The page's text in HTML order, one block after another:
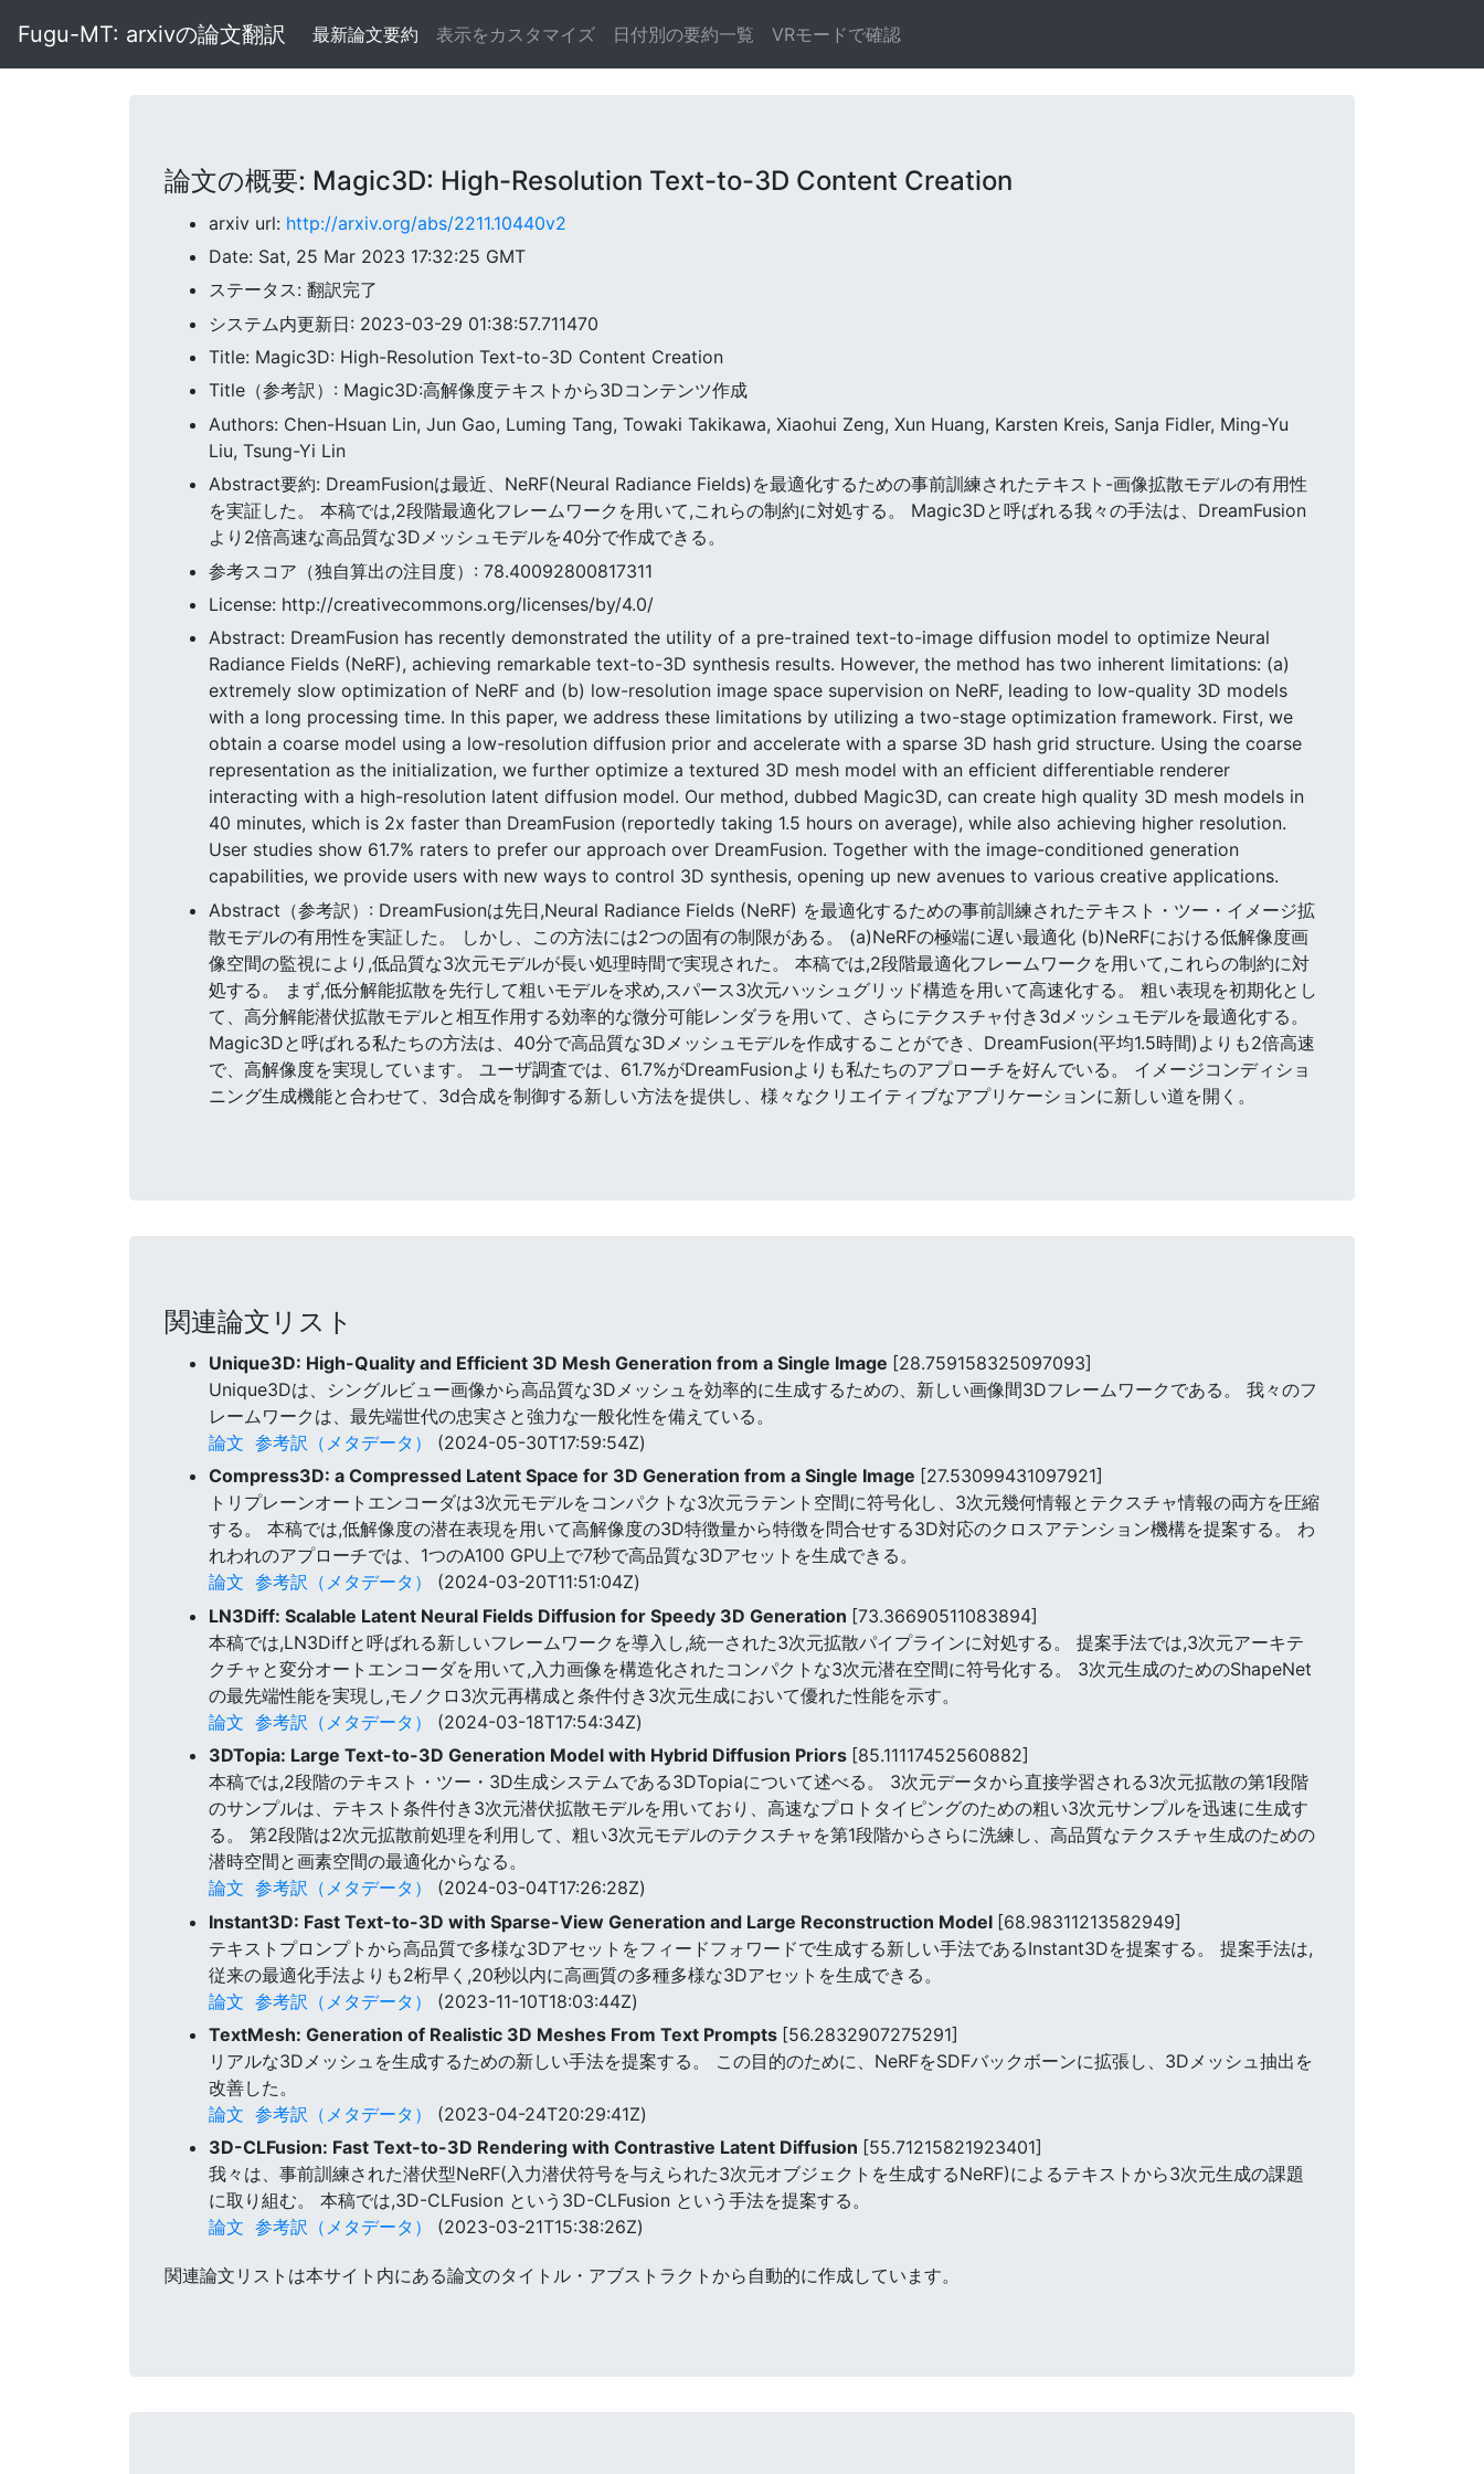
Fugu-MT: arxivの論文翻訳 最新論文要約 表示をカスタマイズ 日付別の要約一覧 VRモードで確認
論文の概要: Magic3D: High-Resolution Text-to-3D Content Creation
arxiv url: http://arxiv.org/abs/2211.10440v2
Date: Sat, 25 Mar 2023 17:32:25 GMT
ステータス: 翻訳完了
システム内更新日: 2023-03-29 01:38:57.711470
Title: Magic3D: High-Resolution Text-to-3D Content Creation
Title（参考訳）: Magic3D:高解像度テキストから3Dコンテンツ作成
Authors: Chen-Hsuan Lin, Jun Gao, Luming Tang, Towaki Takikawa, Xiaohui Zeng, Xun Huang, Karsten Kreis, Sanja Fidler, Ming-Yu
Liu, Tsung-Yi Lin
Abstract要約: DreamFusionは最近、NeRF(Neural Radiance Fields)を最適化するための事前訓練されたテキスト-画像拡散モデルの有用性
を実証した。 本稿では,2段階最適化フレームワークを用いて,これらの制約に対処する。 Magic3Dと呼ばれる我々の手法は、DreamFusion
より2倍高速な高品質な3Dメッシュモデルを40分で作成できる。
参考スコア（独自算出の注目度）: 78.40092800817311
License: http://creativecommons.org/licenses/by/4.0/
Abstract: DreamFusion has recently demonstrated the utility of a pre-trained text-to-image diffusion model to optimize Neural
Radiance Fields (NeRF), achieving remarkable text-to-3D synthesis results. However, the method has two inherent limitations: (a)
extremely slow optimization of NeRF and (b) low-resolution image space supervision on NeRF, leading to low-quality 3D models
with a long processing time. In this paper, we address these limitations by utilizing a two-stage optimization framework. First, we
obtain a coarse model using a low-resolution diffusion prior and accelerate with a sparse 3D hash grid structure. Using the coarse
representation as the initialization, we further optimize a textured 3D mesh model with an efficient differentiable renderer
interacting with a high-resolution latent diffusion model. Our method, dubbed Magic3D, can create high quality 3D mesh models in
40 minutes, which is 2x faster than DreamFusion (reportedly taking 1.5 hours on average), while also achieving higher resolution.
User studies show 61.7% raters to prefer our approach over DreamFusion. Together with the image-conditioned generation
capabilities, we provide users with new ways to control 3D synthesis, opening up new avenues to various creative applications.
Abstract（参考訳）: DreamFusionは先日,Neural Radiance Fields (NeRF) を最適化するための事前訓練されたテキスト・ツー・イメージ拡
散モデルの有用性を実証した。 しかし、この方法には2つの固有の制限がある。 (a)NeRFの極端に遅い最適化 (b)NeRFにおける低解像度画
像空間の監視により,低品質な3次元モデルが長い処理時間で実現された。 本稿では,2段階最適化フレームワークを用いて,これらの制約に対
処する。 まず,低分解能拡散を先行して粗いモデルを求め,スパース3次元ハッシュグリッド構造を用いて高速化する。 粗い表現を初期化とし
て、高分解能潜伏拡散モデルと相互作用する効率的な微分可能レンダラを用いて、さらにテクスチャ付き3dメッシュモデルを最適化する。
Magic3Dと呼ばれる私たちの方法は、40分で高品質な3Dメッシュモデルを作成することができ、DreamFusion(平均1.5時間)よりも2倍高速
で、高解像度を実現しています。 ユーザ調査では、61.7%がDreamFusionよりも私たちのアプローチを好んでいる。 イメージコンディショ
ニング生成機能と合わせて、3d合成を制御する新しい方法を提供し、様々なクリエイティブなアプリケーションに新しい道を開く。
関連論文リスト
Unique3D: High-Quality and Efficient 3D Mesh Generation from a Single Image [28.759158325097093]
Unique3Dは、シングルビュー画像から高品質な3Dメッシュを効率的に生成するための、新しい画像間3Dフレームワークである。 我々のフ
レームワークは、最先端世代の忠実さと強力な一般化性を備えている。
論文 参考訳（メタデータ）
(2024-05-30T17:59:54Z)
Compress3D: a Compressed Latent Space for 3D Generation from a Single Image [27.53099431097921]
トリプレーンオートエンコーダは3次元モデルをコンパクトな3次元ラテント空間に符号化し、3次元幾何情報とテクスチャ情報の両方を圧縮
する。 本稿では,低解像度の潜在表現を用いて高解像度の3D特徴量から特徴を問合せする3D対応のクロスアテンション機構を提案する。 わ
れわれのアプローチでは、1つのA100 GPU上で7秒で高品質な3Dアセットを生成できる。
論文 参考訳（メタデータ）
(2024-03-20T11:51:04Z)
LN3Diff: Scalable Latent Neural Fields Diffusion for Speedy 3D Generation [73.36690511083894]
本稿では,LN3Diffと呼ばれる新しいフレームワークを導入し,統一された3次元拡散パイプラインに対処する。 提案手法では,3次元アーキテ
クチャと変分オートエンコーダを用いて,入力画像を構造化されたコンパクトな3次元潜在空間に符号化する。 3次元生成のためのShapeNet
の最先端性能を実現し,モノクロ3次元再構成と条件付き3次元生成において優れた性能を示す。
論文 参考訳（メタデータ）
(2024-03-18T17:54:34Z)
3DTopia: Large Text-to-3D Generation Model with Hybrid Diffusion Priors [85.11117452560882]
本稿では,2段階のテキスト・ツー・3D生成システムである3DTopiaについて述べる。 3次元データから直接学習される3次元拡散の第1段階
のサンプルは、テキスト条件付き3次元潜伏拡散モデルを用いており、高速なプロトタイピングのための粗い3次元サンプルを迅速に生成す
る。 第2段階は2次元拡散前処理を利用して、粗い3次元モデルのテクスチャを第1段階からさらに洗練し、高品質なテクスチャ生成のための
潜時空間と画素空間の最適化からなる。
論文 参考訳（メタデータ）
(2024-03-04T17:26:28Z)
Instant3D: Fast Text-to-3D with Sparse-View Generation and Large Reconstruction Model [68.98311213582949]
テキストプロンプトから高品質で多様な3Dアセットをフィードフォワードで生成する新しい手法であるInstant3Dを提案する。 提案手法は,
従来の最適化手法よりも2桁早く,20秒以内に高画質の多種多様な3Dアセットを生成できる。
論文 参考訳（メタデータ）
(2023-11-10T18:03:44Z)
TextMesh: Generation of Realistic 3D Meshes From Text Prompts [56.2832907275291]
リアルな3Dメッシュを生成するための新しい手法を提案する。 この目的のために、NeRFをSDFバックボーンに拡張し、3Dメッシュ抽出を
改善した。
論文 参考訳（メタデータ）
(2023-04-24T20:29:41Z)
3D-CLFusion: Fast Text-to-3D Rendering with Contrastive Latent Diffusion [55.71215821923401]
我々は、事前訓練された潜伏型NeRF(入力潜伏符号を与えられた3次元オブジェクトを生成するNeRF)によるテキストから3次元生成の課題
に取り組む。 本稿では,3D-CLFusion という3D-CLFusion という手法を提案する。
論文 参考訳（メタデータ） (2023-03-21T15:38:26Z)
関連論文リストは本サイト内にある論文のタイトル・アブストラクトから自動的に作成しています。